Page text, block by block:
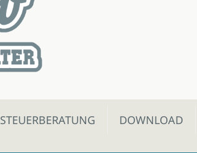
STEUERBERATUNG DOWNLOAD